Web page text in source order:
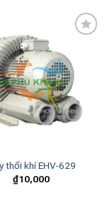
Add to
wishlist
thổi khí EHV-629
₫10,000